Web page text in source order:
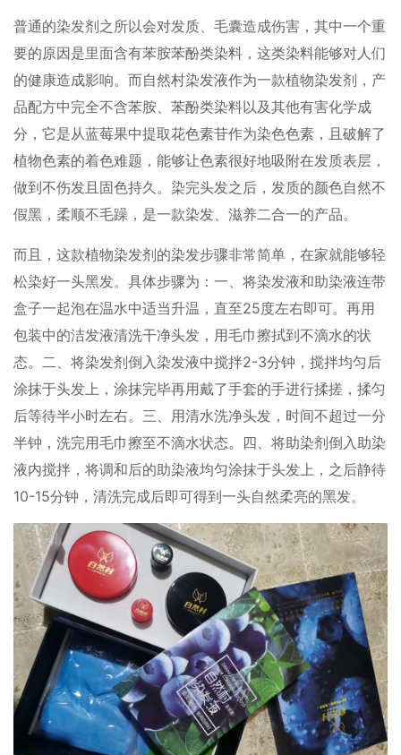
普通的染发剂之所以会对发质、毛囊造成伤害，其中一个重
要的原因是里面含有苯胺苯酚类染料，这类染料能够对人们
的健康造成影响。而自然村染发液作为一款植物染发剂，产
品配方中完全不含苯胺、苯酚类染料以及其他有害化学成
分，它是从蓝莓果中提取花色素苷作为染色色素，且破解了
植物色素的着色难题，能够让色素很好地吸附在发质表层，
做到不伤发且固色持久。染完头发之后，发质的颜色自然不
假黑，柔顺不毛躁，是一款染发、滋养二合一的产品。
而且，这款植物染发剂的染发步骤非常简单，在家就能够轻
松染好一头黑发。具体步骤为：一、将染发液和助染液连带
盒子一起泡在温水中适当升温，直至25度左右即可。再用
包装中的洁发液清洗干净头发，用毛巾擦拭到不滴水的状
态。二、将染发剂倒入染发液中搅拌2-3分钟，搅拌均匀后
涂抹于头发上，涂抹完毕再用戴了手套的手进行揉搓，揉匀
后等待半小时左右。三、用清水洗净头发，时间不超过一分
半钟，洗完用毛巾擦至不滴水状态。四、将助染剂倒入助染
液内搅拌，将调和后的助染液均匀涂抹于头发上，之后静待
10-15分钟，清洗完成后即可得到一头自然柔亮的黑发。